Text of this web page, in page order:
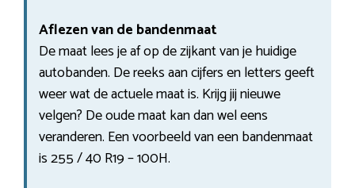
Aflezen van de bandenmaat
De maat lees je af op de zijkant van je huidige
autobanden. De reeks aan cijfers en letters geeft
weer wat de actuele maat is. Krijg jij nieuwe
velgen? De oude maat kan dan wel eens
veranderen. Een voorbeeld van een bandenmaat
is 255 / 40 R19 – 100H.